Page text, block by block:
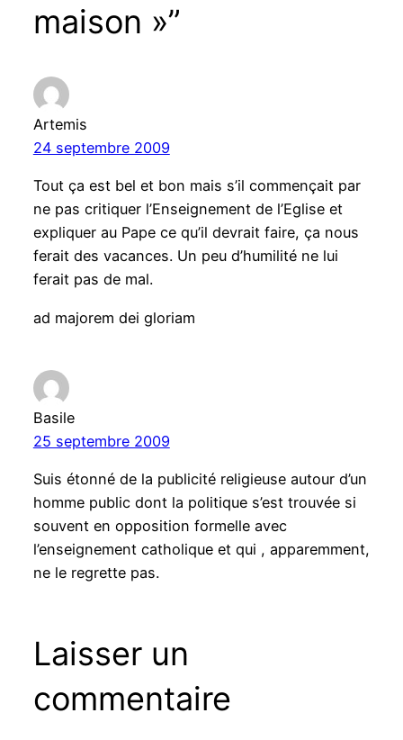
maison »”
Artemis
24 septembre 2009
Tout ça est bel et bon mais s’il commençait par
ne pas critiquer l’Enseignement de l’Eglise et
expliquer au Pape ce qu’il devrait faire, ça nous
ferait des vacances. Un peu d’humilité ne lui
ferait pas de mal.
ad majorem dei gloriam
Basile
25 septembre 2009
Suis étonné de la publicité religieuse autour d’un
homme public dont la politique s’est trouvée si
souvent en opposition formelle avec
l’enseignement catholique et qui , apparemment,
ne le regrette pas.
Laisser un
commentaire